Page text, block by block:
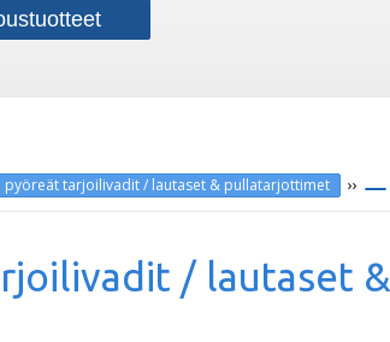
pyöreät tarjoilivadit / lautaset & pullatarjottimet ››
/ lautaset &